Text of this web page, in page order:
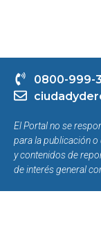
0800-999-
El Portal no se
para la publicación
y contenidos de
de interés general